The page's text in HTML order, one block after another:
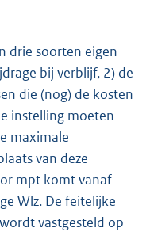
drie soorten eigen
bij verblijf, 2) de
die (nog) de kosten
instelling moeten
maximale
van deze
mpt komt vanaf
Wlz. De feitelijke
vastgesteld op